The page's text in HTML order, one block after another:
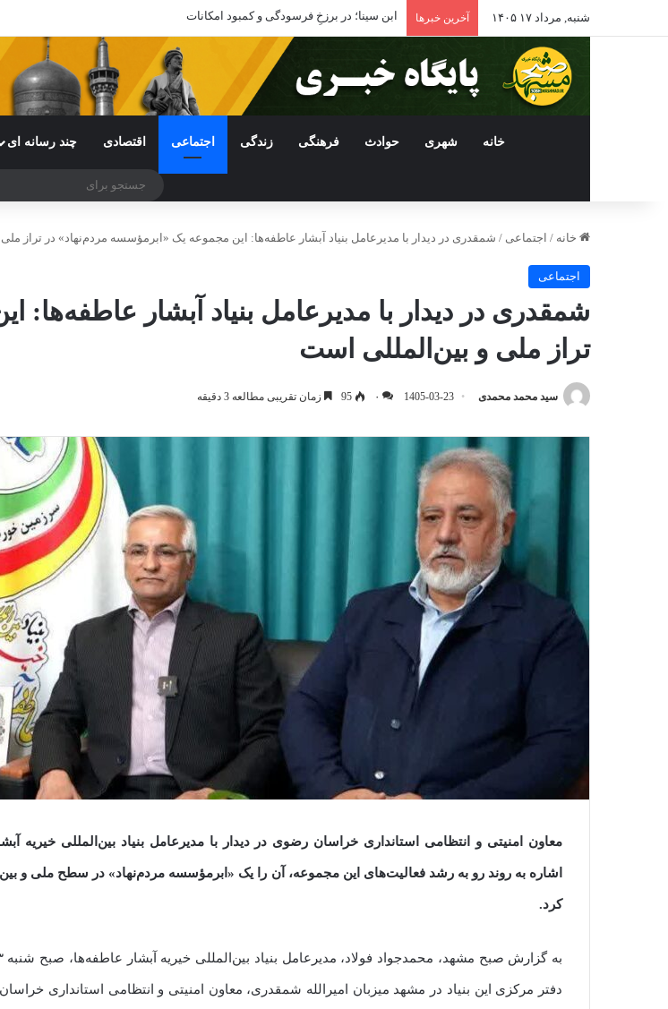
شنبه, مرداد ۱۷ ۱۴۰۵ آخرین خبرها ابن سینا؛ در برزخِ فرسودگی و کمبود امکانات
خانه شهری حوادث فرهنگی زندگی اجتماعی اقتصادی چند رسانه ای
خانه / اجتماعی / شمقدری در دیدار با مدیرعامل بنیاد آبشار عاطفه‌ها: این مجموعه یک «ابرمؤسسه مردم‌نهاد» در تراز
اجتماعی
شمقدری در دیدار با مدیرعامل بنیاد آبشار
تراز ملی و بین‌المللی است
سید محمد محمدی 1405-03-23 ۰ 95 زمان تقریبی مطالعه 3 دقیقه
معاون امنیتی و انتظامی استانداری خراسان رضوی در دیدار با مدیرعامل بنیاد بین‌المللی خیریه
اشاره به روند رو به رشد فعالیت‌های این مجموعه، آن را یک «ابرمؤسسه مردم‌نهاد» در سطح ملی و
کرد.
دفتر مرکزی این بنیاد در مشهد میزبان امیرالله شمقدری، معاون امنیتی و انتظامی استانداری